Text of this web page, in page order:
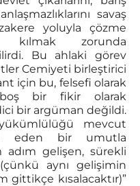
savaş
yoluyla çözme
zorunda
Bu ahlaki görev
Cemiyeti birleştirici
için bu, felsefi olarak
boş bir fikir olarak
bir argüman değildi.
mevcut
eden bir umutla
adım gelişen, sürekli
aynı gelişimin
gittikçe kısalacaktır)”